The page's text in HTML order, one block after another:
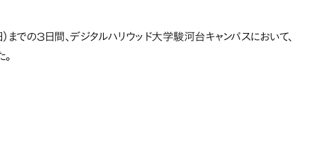
での3日間、デジタルハリウッド大学駿河台キャンパスにおいて、